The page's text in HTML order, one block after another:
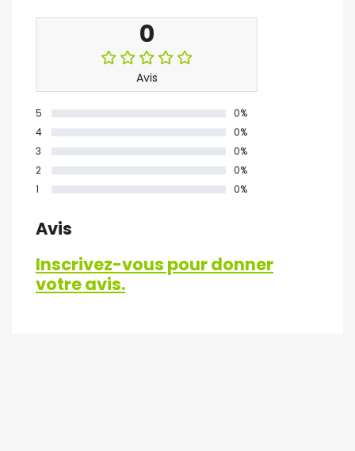
0
Avis
5
0%
4
0%
3
0%
2
0%
1
0%
Avis
Inscrivez-vous pour donner
votre avis.